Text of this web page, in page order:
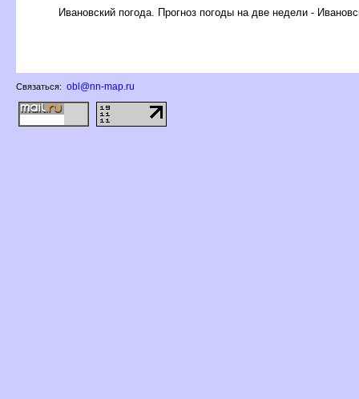
Ивановский погода. Прогноз погоды на две недели -
Связаться: obl@nn-map.ru